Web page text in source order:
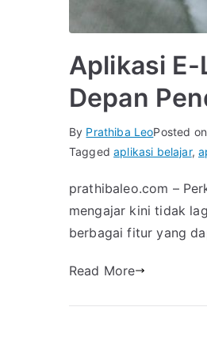
Aplikasi
Depan
By Prathiba LeoPosted on
Taggedaplikasi belajar,
prathibaleo.com –
mengajar kini tidak
berbagai fitur yang
Read More